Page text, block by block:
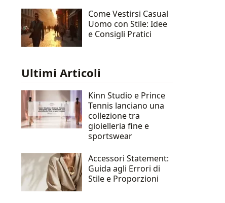
Come Vestirsi Casual
Uomo con Stile: Idee
e Consigli Pratici
Ultimi Articoli
Kinn Studio e Prince
Tennis lanciano una
collezione tra
gioielleria fine e
sportswear
Accessori Statement:
Guida agli Errori di
Stile e Proporzioni